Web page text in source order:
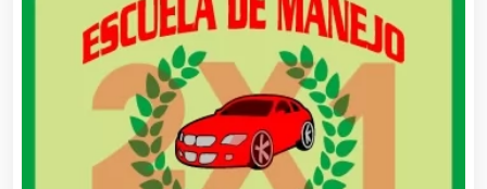
Balnearios
Bancos